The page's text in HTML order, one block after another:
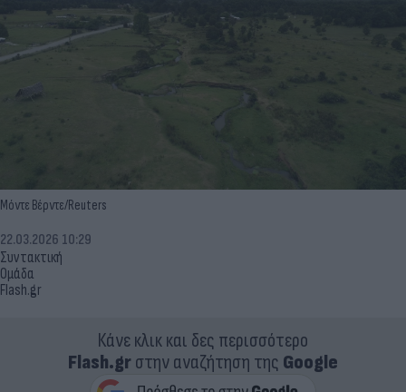
Μόντε Βέρντε/Reuters
Συντακτική
Ομάδα
Flash.gr
22.03.2026 10:29
Κάνε κλικ και δες περισσότερο
Flash.grστην αναζήτηση της Google